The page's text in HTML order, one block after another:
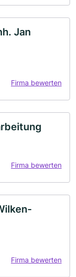
Jan
Firma bewerten
Firma bewerten
Firma bewerten